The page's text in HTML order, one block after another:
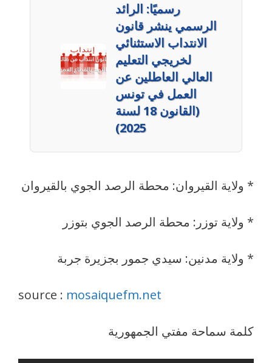
رسميًا: الرائد
الرسمي ينشر قانون
الانتداب الاستثنائي
لخريجي التعليم
العالي العاطلين عن
العمل في تونس
(القانون 18 لسنة
2025)
* ولاية القيروان: محطة الرصد الجوي بالقيروان
* ولاية توزر: محطة الرصد الجوي بتوزر
* ولاية مدنين: سيدي جمور بجزيرة جربة
source : mosaiquefm.net
كلمة سماحة مفتي الجمهورية